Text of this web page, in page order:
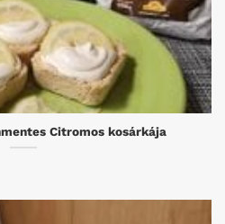
Citromos kosárkája